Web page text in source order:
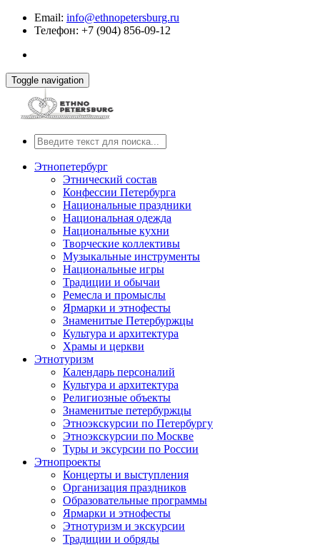
Email: info@ethnopetersburg.ru
Телефон: +7 (904) 856-09-12
Toggle navigation
Этнопетербург
Этнический состав
Конфессии Петербурга
Национальные праздники
Национальная одежда
Национальные кухни
Творческие коллективы
Музыкальные инструменты
Национальные игры
Традиции и обычаи
Ремесла и промыслы
Ярмарки и этнофесты
Знаменитые Петербуржцы
Культура и архитектура
Храмы и церкви
Этнотуризм
Календарь персоналий
Культура и архитектура
Религиозные объекты
Знаменитые петербуржцы
Этноэкскурсии по Петербургу
Этноэкскурсии по Москве
Туры и эксурсии по России
Этнопроекты
Концерты и выступления
Организация праздников
Образовательные программы
Ярмарки и этнофесты
Этнотуризм и экскурсии
Традиции и обряды